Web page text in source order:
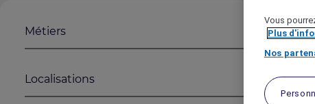
Métiers
Localisations
Vous
Plus
Nos